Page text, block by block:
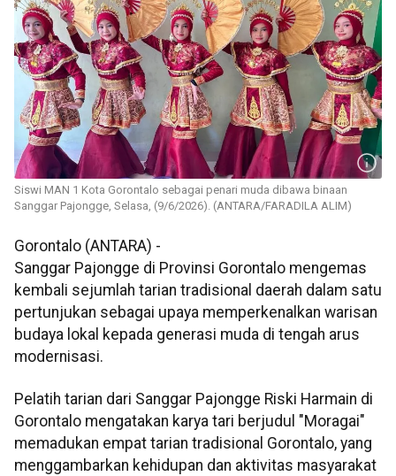
Siswi MAN 1 Kota Gorontalo sebagai penari muda dibawa binaan
Sanggar Pajongge, Selasa, (9/6/2026). (ANTARA/FARADILA ALIM)
Gorontalo (ANTARA) -
Sanggar Pajongge di Provinsi Gorontalo mengemas
kembali sejumlah tarian tradisional daerah dalam satu
pertunjukan sebagai upaya memperkenalkan warisan
budaya lokal kepada generasi muda di tengah arus
modernisasi.
Pelatih tarian dari Sanggar Pajongge Riski Harmain di
Gorontalo mengatakan karya tari berjudul "Moragai"
memadukan empat tarian tradisional Gorontalo, yang
menggambarkan kehidupan dan aktivitas masyarakat